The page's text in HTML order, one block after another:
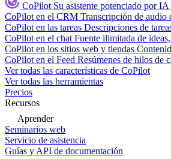
CoPilot Su asistente potenciado por
CoPilot en el CRM Transcripción de audio
CoPilot en las tareas Descripciones de
CoPilot en el chat Fuente ilimitada de
CoPilot en los sitios web y tiendas
CoPilot en el Feed Resúmenes de hilos de
Ver todas las características de CoPilot
Ver todas las herramientas
Precios
Recursos
Aprender
Seminarios web
Servicio de asistencia
Guías y API de documentación